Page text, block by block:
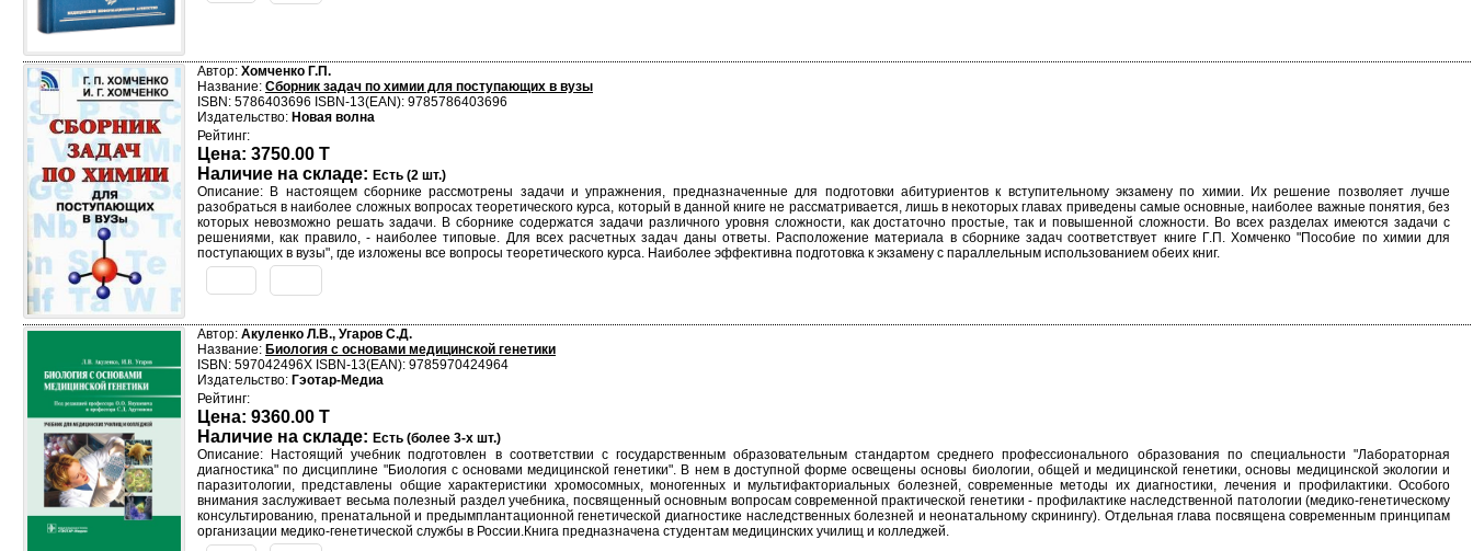
Автор: Хомченко Г.П.
Название: Сборник задач по химии для поступающих в вузы
ISBN: 5786403696 ISBN-13(EAN): 9785786403696
Издательство: Новая волна
Рейтинг:
Цена: 3750.00 T
Наличие на складе: Есть (2 шт.)
Описание: В настоящем сборнике рассмотрены задачи и упражнения, предназначенные для подготовки абитуриентов к вступительному экзамену по химии. Их решение позволяет лучше
разобраться в наиболее сложных вопросах теоретического курса, который в данной книге не рассматривается, лишь в некоторых главах приведены самые основные, наиболее важные понятия, без
которых невозможно решать задачи. В сборнике содержатся задачи различного уровня сложности, как достаточно простые, так и повышенной сложности. Во всех разделах имеются задачи с
решениями, как правило, - наиболее типовые. Для всех расчетных задач даны ответы. Расположение материала в сборнике задач соответствует книге Г.П. Хомченко "Пособие по химии для
поступающих в вузы", где изложены все вопросы теоретического курса. Наиболее эффективна подготовка к экзамену с параллельным использованием обеих книг.
Автор: Акуленко Л.В., Угаров С.Д.
Название: Биология с основами медицинской генетики
ISBN: 597042496X ISBN-13(EAN): 9785970424964
Издательство: Гэотар-Медиа
Рейтинг:
Цена: 9360.00 T
Наличие на складе: Есть (более 3-х шт.)
Описание: Настоящий учебник подготовлен в соответствии с государственным образовательным стандартом среднего профессионального образования по специальности "Лабораторная
диагностика" по дисциплине "Биология с основами медицинской генетики". В нем в доступной форме освещены основы биологии, общей и медицинской генетики, основы медицинской экологии и
паразитологии, представлены общие характеристики хромосомных, моногенных и мультифакториальных болезней, современные методы их диагностики, лечения и профилактики. Особого
внимания заслуживает весьма полезный раздел учебника, посвященный основным вопросам современной практической генетики - профилактике наследственной патологии (медико-генетическому
консультированию, пренатальной и предымплантационной генетической диагностике наследственных болезней и неонатальному скринингу). Отдельная глава посвящена современным принципам
организации медико-генетической службы в России.Книга предназначена студентам медицинских училищ и колледжей.